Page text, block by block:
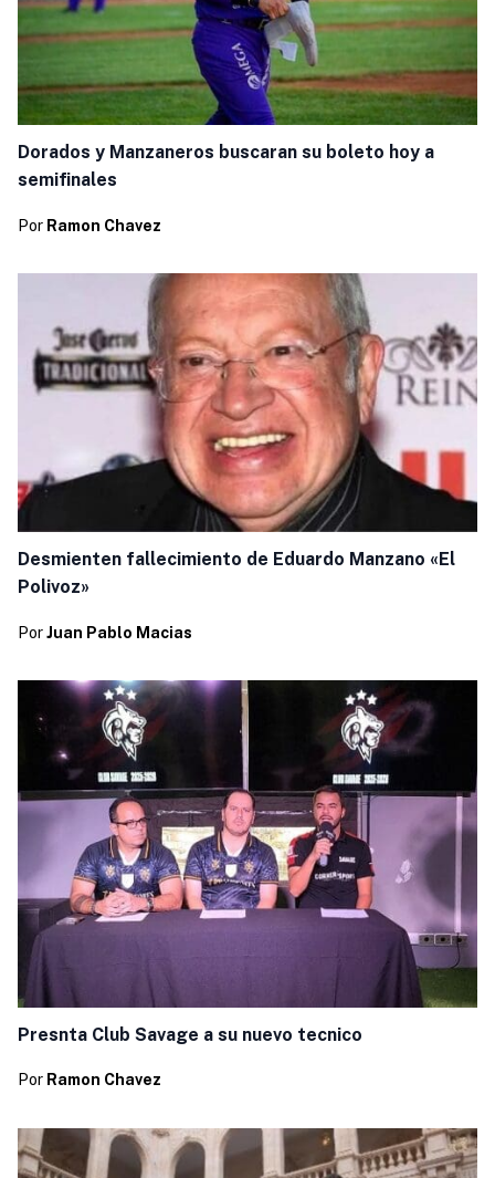
Dorados y Manzaneros buscaran su boleto hoy a
semifinales
Por Ramon Chavez
Desmienten fallecimiento de Eduardo Manzano «El
Polivoz»
Por Juan Pablo Macias
Presnta Club Savage a su nuevo tecnico
Por Ramon Chavez